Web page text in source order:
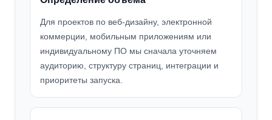
Для проектов по веб-дизайну, электронной
коммерции, мобильным приложениям или
индивидуальному ПО мы сначала уточняем
аудиторию, структуру страниц, интеграции и
приоритеты запуска.